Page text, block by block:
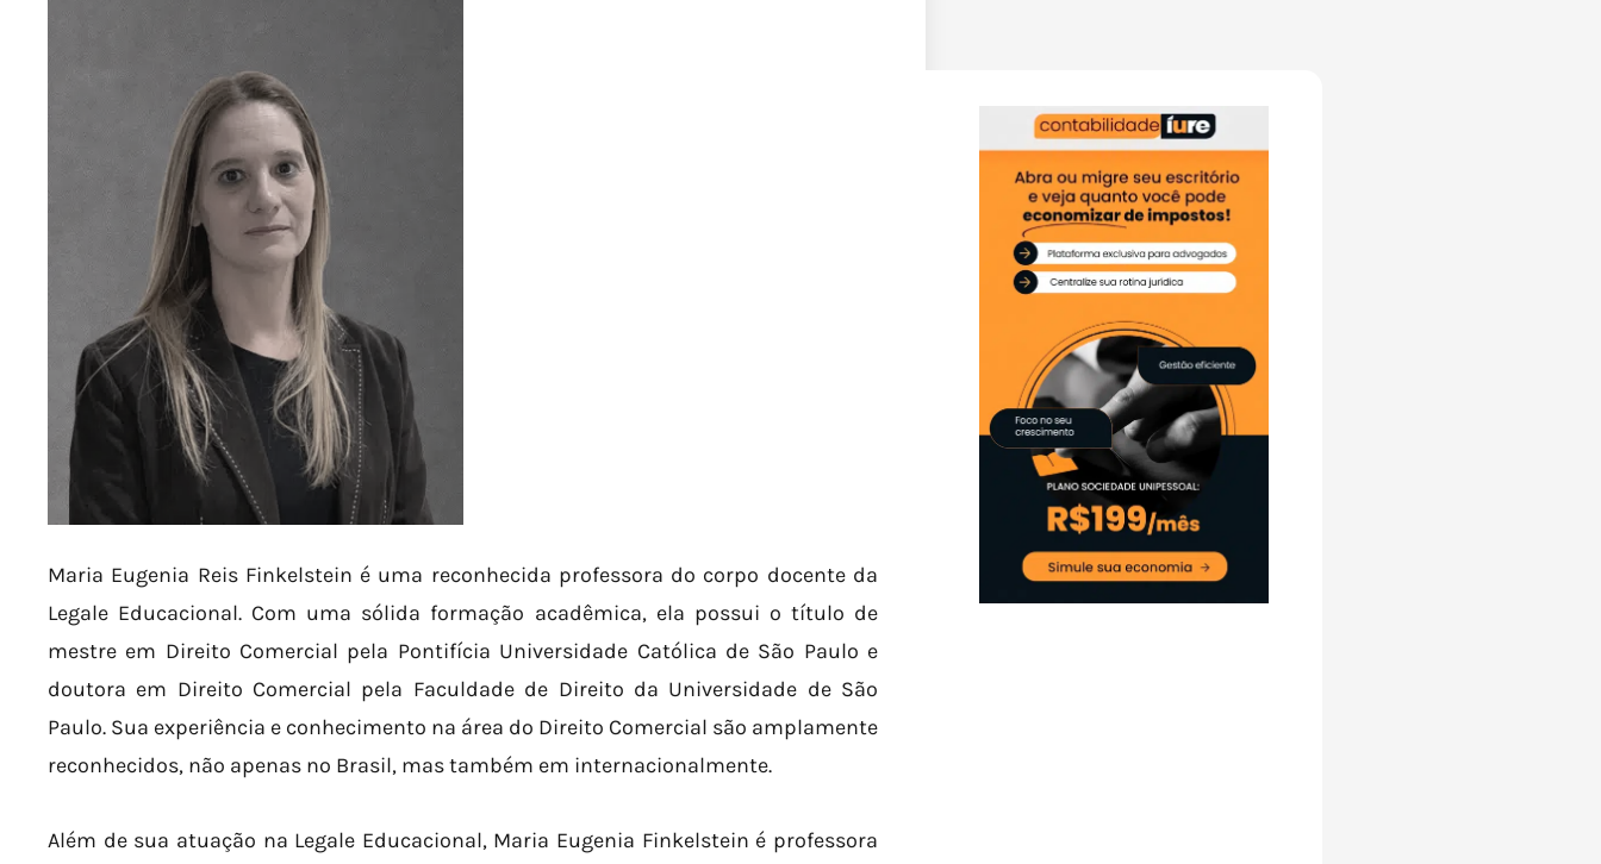
Maria Eugenia Reis Finkelstein é uma reconhecida professora do corpo docente da
Legale Educacional. Com uma sólida formação acadêmica, ela possui o título de
mestre em Direito Comercial pela Pontifícia Universidade Católica de São Paulo e
doutora em Direito Comercial pela Faculdade de Direito da Universidade de São
Paulo. Sua experiência e conhecimento na área do Direito Comercial são amplamente
reconhecidos, não apenas no Brasil, mas também em internacionalmente.
Além de sua atuação na Legale Educacional, Maria Eugenia Finkelstein é professora